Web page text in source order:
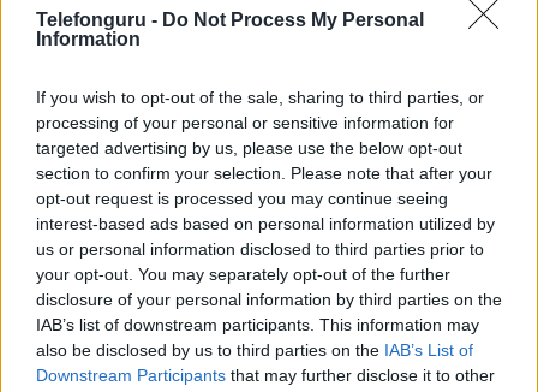
Telefonguru - Do Not Process My Personal
Information
If you wish to opt-out of the sale, sharing to third parties, or
processing of your personal or sensitive information for
targeted advertising by us, please use the below opt-out
section to confirm your selection. Please note that after your
opt-out request is processed you may continue seeing
interest-based ads based on personal information utilized by
us or personal information disclosed to third parties prior to
your opt-out. You may separately opt-out of the further
disclosure of your personal information by third parties on the
IAB’s list of downstream participants. This information may
also be disclosed by us to third parties on the IAB’s List of
Downstream Participants that may further disclose it to other
segíteni világszerte, amire az Apple Watch nem képes.
Van egy kis gond az Apple Watch Series
8-cal és a Watch Ultrával
2022.10.06| Phone Arena
Egy belső Apple memo szivárgott ki, a fő gond az Apple
Watch Series 8-at és a Watch Ultrát érinti.
Kíváncsi vagy az új Apple Watch-ok
akkumulátor kapacitására?
Megmutatjuk!